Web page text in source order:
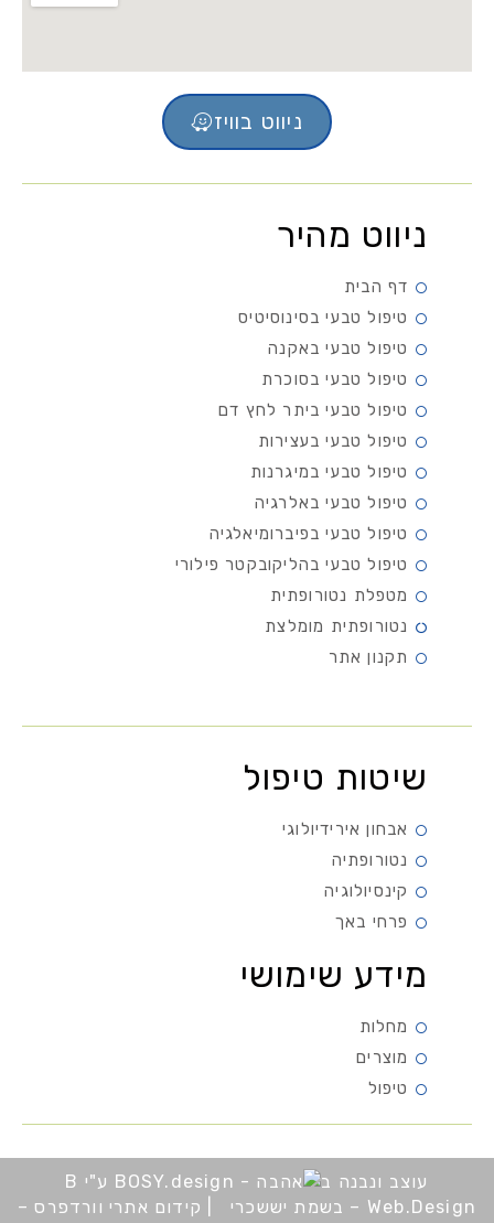
ניווט בוויז
ניווט מהיר
דף הבית
טיפול טבעי בסינוסיטיס
טיפול טבעי באקנה
טיפול טבעי בסוכרת
טיפול טבעי ביתר לחץ דם
טיפול טבעי בעצירות
טיפול טבעי במיגרנות
טיפול טבעי באלרגיה
טיפול טבעי בפיברומיאלגיה
טיפול טבעי בהליקובקטר פילורי
מטפלת נטורופתית
נטורופתית מומלצת
תקנון אתר
שיטות טיפול
אבחון אירידיולוגי
נטורופתיה
קינסיולוגיה
פרחי באך
מידע שימושי
מחלות
מוצרים
טיפול
עוצב ונבנה ב
ע"י B
Web.Design – בשמת יששכרי
קידום אתרי וורדפרס –